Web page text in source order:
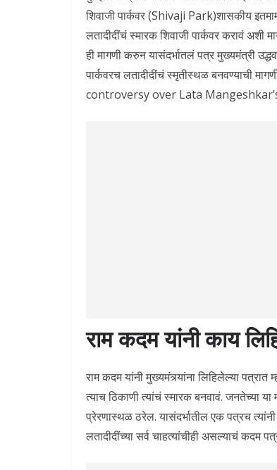
शिवाजी पार्कवर (Shivaji Park)शासकीय
लतादीदींचं स्मारक शिवाजी पार्कवर करावं
ही मागणी करुन यासंदर्भातलं पत्र मुख्यमंत्री
पार्कवरच लतादीदींचं स्मृतीस्थळ बनवण्याची
controversy over Lata
राम कदम यांनी काय
राम कदम यांनी मुख्यमंत्र्यांना लिहिलेल्या
त्याच ठिकाणी त्यांचं स्मारक बनवावं. जनतेच्या
प्रेरणास्थळ ठरेल. यासंदर्भातील एक पत्रच
लतादीदींच्या सर्व चाहत्यांचीही असल्याचं कदम